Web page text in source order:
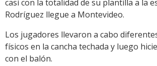
casi con la totalidad de su plantilla a la
Rodríguez llegue a Montevideo.
Los jugadores llevaron a cabo
físicos en la cancha techada y luego
con el balón.